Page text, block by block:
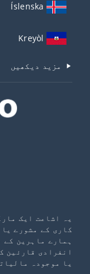
Íslenska
Kreyòl
مزید دیکھیں
یہ اشاعت ایک
کاری کے مشورے
ہمارے ماہرین
انفرادی قارئین
یا موجودہ